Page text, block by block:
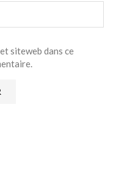
siteweb dans ce